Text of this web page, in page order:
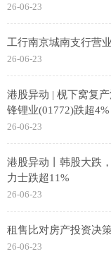
26-06-23
工行南京城南支行营
26-06-23
港股异动 | 枧下窝复
锋锂业(01772)跌超4%
26-06-23
港股异动丨韩股大跌
力士跌超11%
26-06-23
租售比对房产投资决
26-06-23